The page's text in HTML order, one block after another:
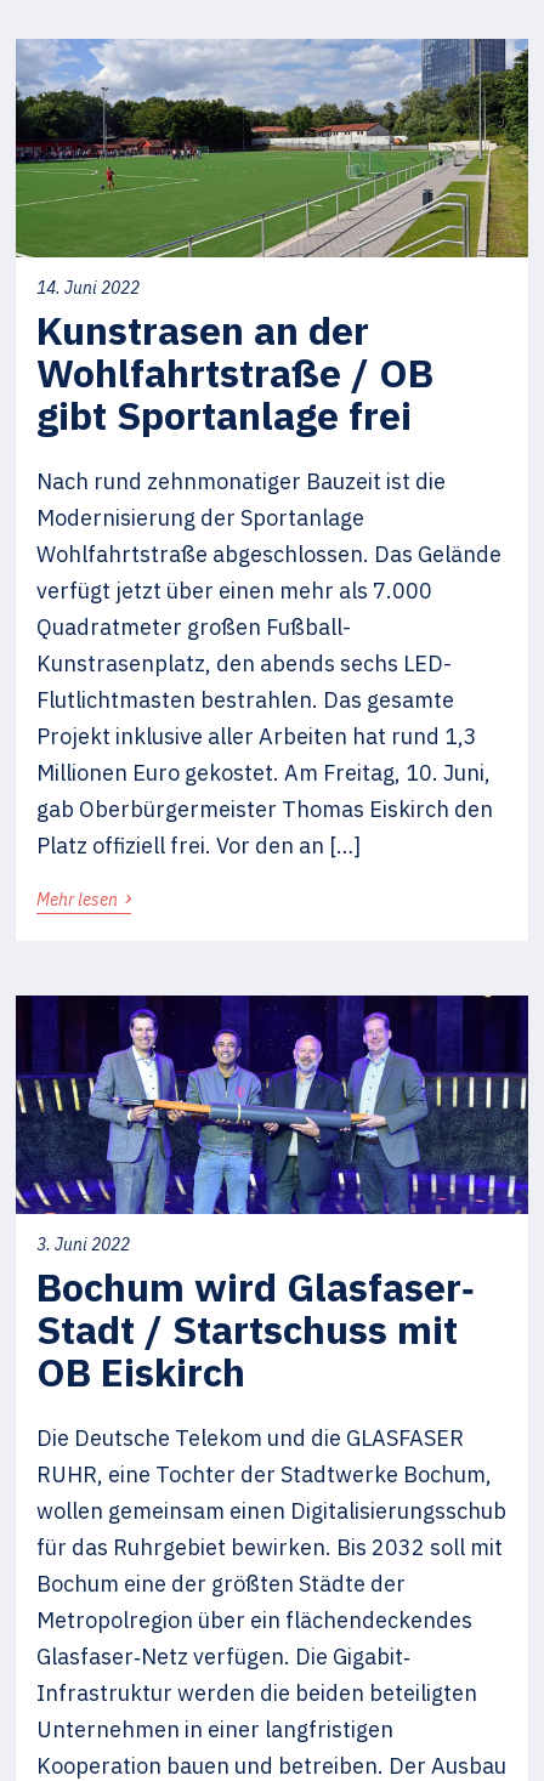
14. Juni 2022
Kunstrasen an der
Wohlfahrtstraße / OB
gibt Sportanlage frei
Nach rund zehnmonatiger Bauzeit ist die
Modernisierung der Sportanlage
Wohlfahrtstraße abgeschlossen. Das Gelände
verfügt jetzt über einen mehr als 7.000
Quadratmeter großen Fußball-
Kunstrasenplatz, den abends sechs LED-
Flutlichtmasten bestrahlen. Das gesamte
Projekt inklusive aller Arbeiten hat rund 1,3
Millionen Euro gekostet. Am Freitag, 10. Juni,
gab Oberbürgermeister Thomas Eiskirch den
Platz offiziell frei. Vor den an […]
Mehr lesen ›
3. Juni 2022
Bochum wird Glasfaser‐
Stadt / Startschuss mit
OB Eiskirch
Die Deutsche Telekom und die GLASFASER
RUHR, eine Tochter der Stadtwerke Bochum,
wollen gemeinsam einen Digitalisierungsschub
für das Ruhrgebiet bewirken. Bis 2032 soll mit
Bochum eine der größten Städte der
Metropolregion über ein flächendeckendes
Glasfaser‐Netz verfügen. Die Gigabit‐
Infrastruktur werden die beiden beteiligten
Unternehmen in einer langfristigen
Kooperation bauen und betreiben. Der Ausbau